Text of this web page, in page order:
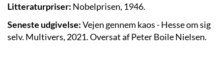
Litteraturpriser: Nobelprisen, 1946.
Seneste udgivelse:Vejen gennem kaos - Hesse om sig
selv. Multivers, 2021. Oversat afPeter Boile Nielsen.